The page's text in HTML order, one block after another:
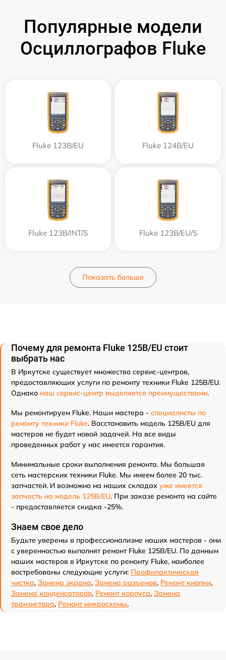
Популярные модели
Осциллографов Fluke
Fluke 123B/EU Fluke 124B/EU
Fluke 123B/INT/S Fluke 123B/EU/S
Показать больше
Почему для ремонта Fluke 125B/EU стоит
выбрать нас
В Иркутске существует множество сервис-центров,
предоставляющих услуги по ремонту техники Fluke 125B/EU.
Однако наш сервис-центр выделяется преимуществами.
Мы ремонтируем Fluke. Наши мастера - специалисты по
ремонту техники Fluke. Восстановить модель 125B/EU для
мастеров не будет новой задачей. На все виды
проведенных работ у нас имеется гарантия.
Минимальные сроки выполнения ремонта. Мы большая
сеть мастерских техники Fluke. Мы имеем более 20 тыс.
запчастей. И возможно на наших складах уже имеется
запчасть на модель 125B/EU. При заказе ремонта на сайте
- предоставляется скидка -25%.
Знаем свое дело
Будьте уверены в профессионализме наших мастеров - они
с уверенностью выполнят ремонт Fluke 125B/EU. По данным
наших мастеров в Иркутске по ремонту Fluke, наиболее
востребованы следующие услуги: Профилактическая
чистка, Замена экрана, Замена разъемов, Ремонт кнопки,
Замена конденсаторов, Ремонт корпуса, Замена
транзистора, Ремонт микросхемы,